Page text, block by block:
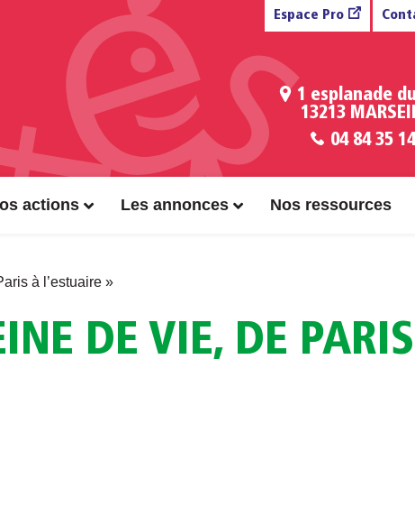
Espace Pro
1 esplanade
13213
04 84 35
actions Les annonces Nos ressources
à l’estuaire »
DE VIE, DE